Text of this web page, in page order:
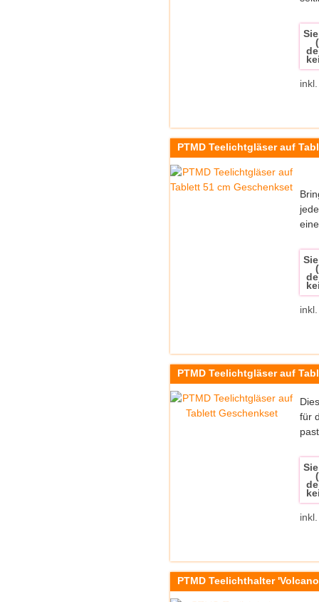
PTMD Teelichtgläser auf
PTMD Teelichtgläser auf
für
PTMD Teelichthalter